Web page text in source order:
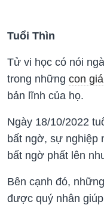
Tuổi Thìn
Tử vi học có nói
trong những con
bản lĩnh của họ.
Ngày 18/10/2022
bất ngờ, sự nghiệp
bất ngờ phất lên
Bên cạnh đó,
được quý nhân